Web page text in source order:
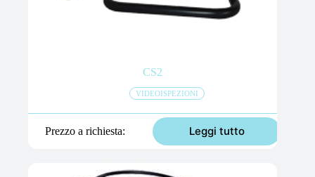
CS2
VIDEOISPEZIONI
Prezzo a richiesta Leggi tutto